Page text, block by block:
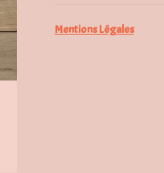
Mentions Légales